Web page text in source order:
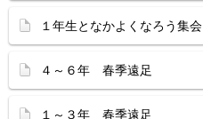
１年生となかよくなろう集会
４～６年 春季遠足
１～３年 春季遠足